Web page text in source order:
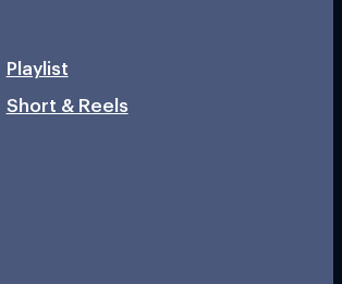
Playlist
Short & Reels